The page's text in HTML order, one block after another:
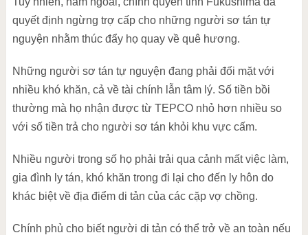
quyết định ngừng trợ cấp cho những người sơ tán tự
nguyện nhằm thúc đẩy họ quay về quê hương.
Những người sơ tán tự nguyện đang phải đối mặt với
nhiều khó khăn, cả về tài chính lẫn tâm lý. Số tiền bồi
thường mà họ nhận được từ TEPCO nhỏ hơn nhiều so
với số tiền trả cho người sơ tán khỏi khu vực cấm.
Nhiều người trong số họ phải trải qua cảnh mất việc làm,
gia đình ly tán, khó khăn trong đi lại cho đến ly hôn do
khác biệt về địa điểm di tản của các cặp vợ chồng.
Chính phủ cho biết người di tản có thể trở về an toàn nếu